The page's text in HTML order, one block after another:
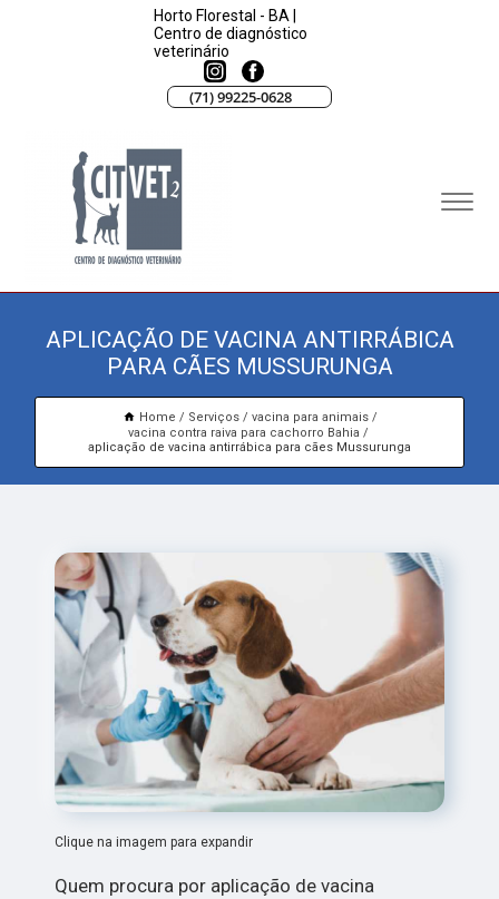
Horto Florestal - BA |
Centro de diagnóstico
veterinário
(71) 99225-0628
APLICAÇÃO DE VACINA ANTIRRÁBICA
PARA CÃES MUSSURUNGA
Home Serviços
vacina para animais
vacina contra raiva para cachorro Bahia
aplicação de vacina antirrábica para cães Mussurunga
Clique na imagem para expandir
Quem procura por aplicação de vacina